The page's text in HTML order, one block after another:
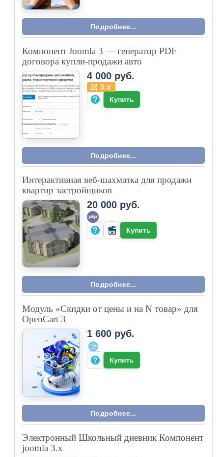
Парсер поставщика instrument.ru для
Netcat
Разработан специализированный PHP-
парсер для интеграции данных поставщика
instrument.ru с CMS Netcat. Решение
автоматически обрабатывает XML-файл
поставщика и наполняет каталог интернет-
магазина актуальными товарами с
сохранением полной структуры категорий и
вложенности.
Парсер поставщика al-style.kz для
WordPress